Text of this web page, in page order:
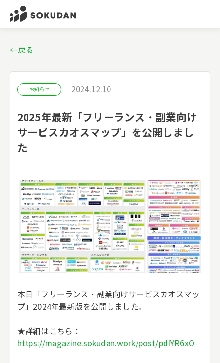
←戻る
お知らせ 2024.12.10
2025年最新「フリーランス・副業向け
サービスカオスマップ」を公開しまし
た
本日「フリーランス・副業向けサービスカオスマッ
プ」2024年最新版を公開しました。
★詳細はこちら：
https://magazine.sokudan.work/post/pdIYR6xO